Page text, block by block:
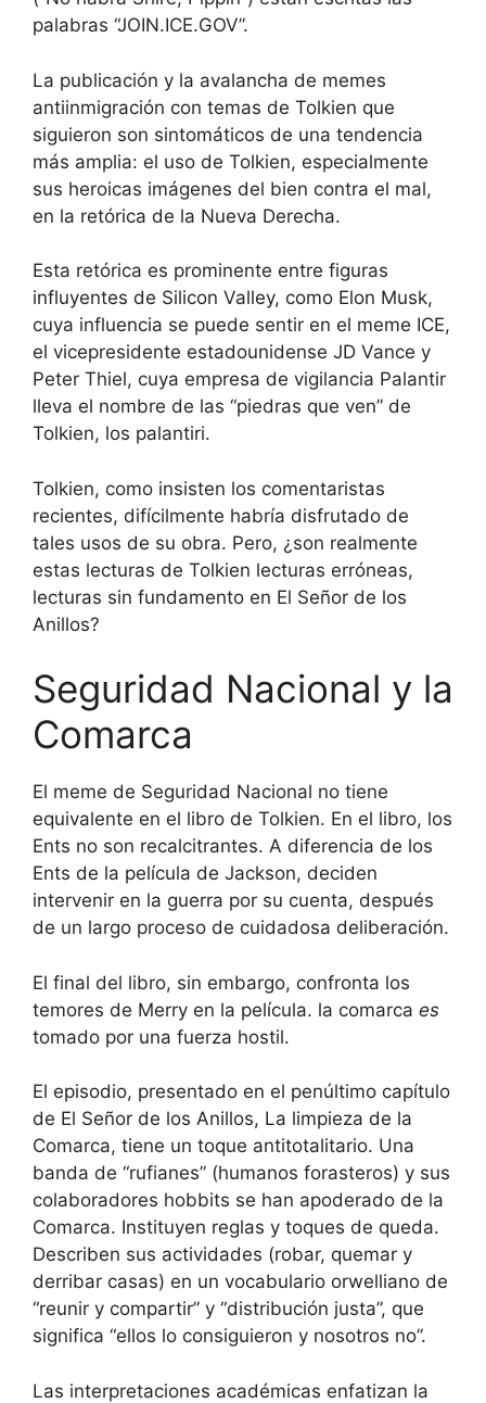
palabras “JOIN.ICE.GOV”.
La publicación y la avalancha de memes
antiinmigración con temas de Tolkien que
siguieron son sintomáticos de una tendencia
más amplia: el uso de Tolkien, especialmente
sus heroicas imágenes del bien contra el mal,
en la retórica de la Nueva Derecha.
Esta retórica es prominente entre figuras
influyentes de Silicon Valley, como Elon Musk,
cuya influencia se puede sentir en el meme ICE,
el vicepresidente estadounidense JD Vance y
Peter Thiel, cuya empresa de vigilancia Palantir
lleva el nombre de las “piedras que ven” de
Tolkien, los palantiri.
Tolkien, como insisten los comentaristas
recientes, difícilmente habría disfrutado de
tales usos de su obra. Pero, ¿son realmente
estas lecturas de Tolkien lecturas erróneas,
lecturas sin fundamento en El Señor de los
Anillos?
Seguridad Nacional y la
Comarca
El meme de Seguridad Nacional no tiene
equivalente en el libro de Tolkien. En el libro, los
Ents no son recalcitrantes. A diferencia de los
Ents de la película de Jackson, deciden
intervenir en la guerra por su cuenta, después
de un largo proceso de cuidadosa deliberación.
El final del libro, sin embargo, confronta los
temores de Merry en la película. la comarca es
tomado por una fuerza hostil.
El episodio, presentado en el penúltimo capítulo
de El Señor de los Anillos, La limpieza de la
Comarca, tiene un toque antitotalitario. Una
banda de “rufianes” (humanos forasteros) y sus
colaboradores hobbits se han apoderado de la
Comarca. Instituyen reglas y toques de queda.
Describen sus actividades (robar, quemar y
derribar casas) en un vocabulario orwelliano de
“reunir y compartir” y “distribución justa”, que
significa “ellos lo consiguieron y nosotros no”.
Las interpretaciones académicas enfatizan la